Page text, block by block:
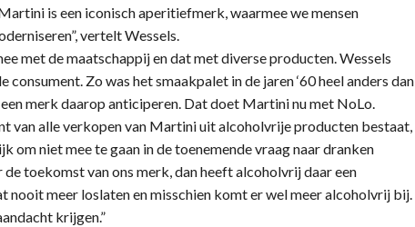
is een iconisch aperitiefmerk, waarmee we mensen
vertelt Wessels.
met de maatschappij en dat met diverse producten. Wessels
consument. Zo was het smaakpalet in de jaren ‘60 heel anders dan
merk daarop anticiperen. Dat doet Martini nu met NoLo.
van alle verkopen van Martini uit alcoholvrije producten bestaat,
om niet mee te gaan in de toenemende vraag naar dranken
toekomst van ons merk, dan heeft alcoholvrij daar een
nooit meer loslaten en misschien komt er wel meer alcoholvrij bij.
krijgen.”